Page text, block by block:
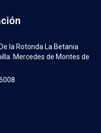
la Rotonda La Betania
Mercedes de Montes de